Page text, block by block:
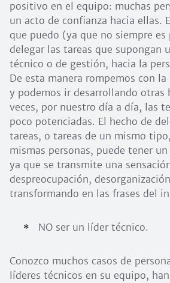
positivo en el equipo: muchas
un acto de confianza hacia ellas.
que puedo (ya que no siempre
delegar las tareas que supongan
técnico o de gestión, hacia la
De esta manera rompemos con
y podemos ir desarrollando otras
veces, por nuestro día a día, las
poco potenciadas. El hecho de
tareas, o tareas de un mismo
mismas personas, puede tener
ya que se transmite una
despreocupación,
transformando en las frases del
NO ser un líder técnico.
Conozco muchos casos de
líderes técnicos en su equipo,